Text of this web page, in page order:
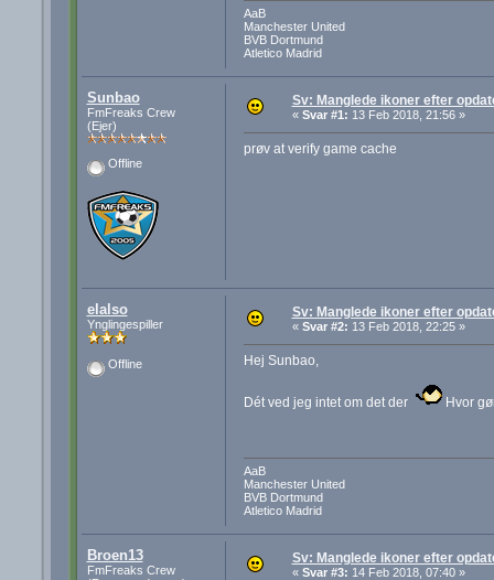
AaB
Manchester United
BVB Dortmund
Atletico Madrid
Sunbao
FmFreaks Crew
(Ejer)
Offline
Sv: Manglede ikoner efter
« Svar #1: 13 Feb 2018, 21:56 »
prøv at verify game cache
elalso
Ynglingespiller
Offline
Sv: Manglede ikoner efter
« Svar #2: 13 Feb 2018, 22:25 »
Hej Sunbao,
Dét ved jeg intet om det der Hvor
AaB
Manchester United
BVB Dortmund
Atletico Madrid
Broen13
FmFreaks Crew
Sv: Manglede ikoner efter
« Svar #3: 14 Feb 2018, 07:40 »